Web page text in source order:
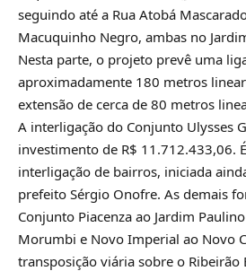
seguindo até a Rua Atobá
Macuquinho Negro, ambas no
Nesta parte, o projeto prevê uma
aproximadamente 180 metros
extensão de cerca de 80 metros
A interligação do Conjunto Ulysses
investimento de R$ 11.712.433,06.
interligação de bairros, iniciada
prefeito Sérgio Onofre. As demais
Conjunto Piacenza ao Jardim
Morumbi e Novo Imperial ao Novo
transposição viária sobre o Ribeirão